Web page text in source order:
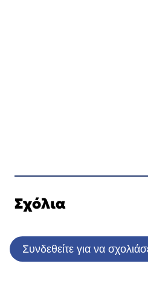
Σχόλια
Συνδεθείτε για να